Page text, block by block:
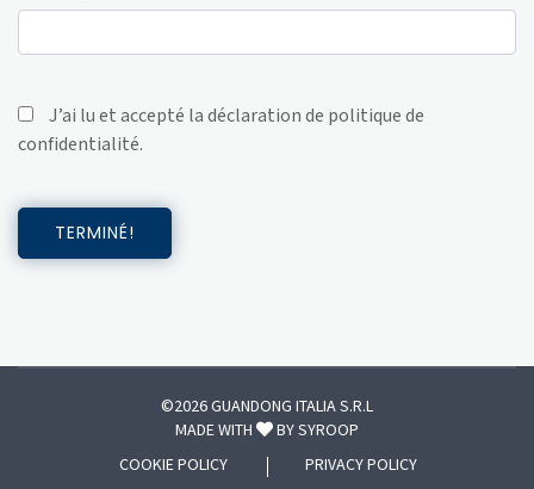
J’ai lu et accepté la déclaration de politique de
confidentialité.
©2026 GUANDONG ITALIA S.R.L
MADE WITH
BYSYROOP
COOKIE POLICY
PRIVACY POLICY